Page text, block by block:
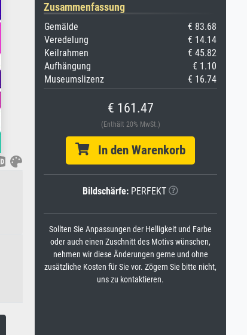
Zusammenfassung
Gemälde
€ 83.68
Veredelung
€ 14.14
Keilrahmen
€ 45.82
Aufhängung
€ 1.10
Museumslizenz
€ 16.74
€ 161.47
(Enthält 20% MwSt.)
In den Warenkorb
Bildschärfe: PERFEKT
Sollten Sie Anpassungen der Helligkeit und Farbe
oder auch einen Zuschnitt des Motivs wünschen,
nehmen wir diese Änderungen gerne und ohne
zusätzliche Kosten für Sie vor. Zögern Sie bitte nicht,
uns zu kontaktieren.